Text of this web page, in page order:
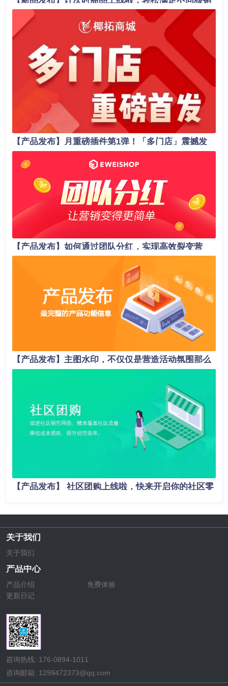
场景！
【产品发布】月重磅插件第1弹！「多门店」震撼发
布，助力商家业绩轻松翻倍！
【产品发布】如何通过团队分红，实现高效裂变营
销？
【产品发布】主图水印，不仅仅是营造活动氛围那么
简单！
【产品发布】 社区团购上线啦，快来开启你的社区零
关于我们
关于我们
产品中心
产品介绍
免费体验
更新日记
咨询热线: 176-0894-1011
咨询邮箱: 1299472373@qq.com